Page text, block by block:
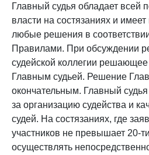
Главный судья обладает всей
власти на состязаниях и
любые решения в
Правилами. При обсуждении
судейской коллегии решающее
Главным судьей. Решение
окончательным. Главный судья
за организацию судейства и
судей. На состязаниях, где
участников не превышает 20-
осуществлять